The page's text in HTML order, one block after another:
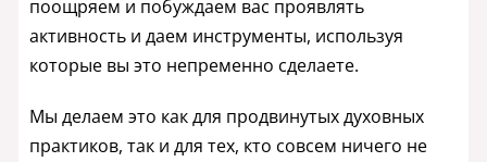
поощряем и побуждаем вас проявлять
активность и даем инструменты, используя
которые вы это непременно сделаете.
Мы делаем это как для продвинутых духовных
практиков, так и для тех, кто совсем ничего не